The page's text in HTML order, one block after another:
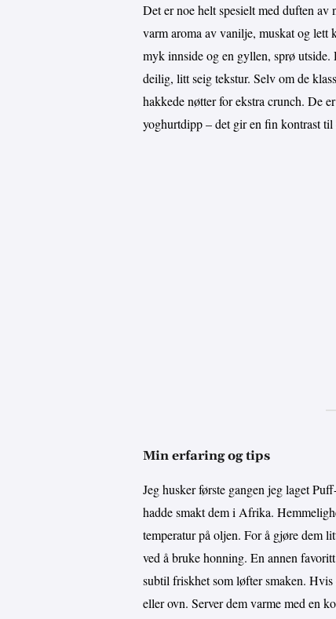
Det er noe helt spesielt med duften
varm aroma av vanilje, muskat og lett
myk innside og en gyllen, sprø
deilig, litt seig tekstur. Selv om de
hakkede nøtter for ekstra crunch. De
yoghurtdipp – det gir en fin kontrast
Min erfaring og tips
Jeg husker første gangen jeg laget
hadde smakt dem i Afrika.
temperatur på oljen. For å gjøre dem
ved å bruke honning. En annen
subtil friskhet som løfter smaken.
eller ovn. Server dem varme med en